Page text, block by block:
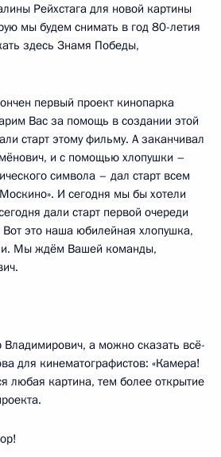
Рейхстага для новой картины
мы будем снимать в год 80-летия
здесь Знамя Победы,
первый проект кинопарка
Вас за помощь в создании этой
старт этому фильму. А заканчивал
и с помощью хлопушки –
символа – дал старт всем
И сегодня мы бы хотели
дали старт первой очереди
это наша юбилейная хлопушка,
Мы ждём Вашей команды,
Владимирович, а можно сказать всё-
для кинематографистов: «Камера!
любая картина, тем более открытие